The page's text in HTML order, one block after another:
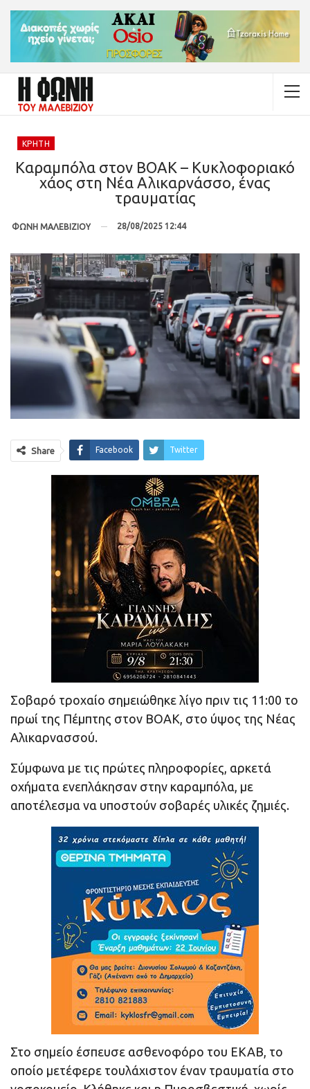
ΚΡΉΤΗ
Καραμπόλα στον ΒΟΑΚ – Κυκλοφοριακό
χάος στη Νέα Αλικαρνάσσο, ένας
τραυματίας
ΦΩΝΗ ΜΑΛΕΒΙΖΙΟΥ 28/08/2025 12:44
Share Facebook Twitter
Σοβαρό τροχαίο σημειώθηκε λίγο πριν τις 11:00 το
πρωί της Πέμπτης στον ΒΟΑΚ, στο ύψος της Νέας
Αλικαρνασσού.
Σύμφωνα με τις πρώτες πληροφορίες, αρκετά
οχήματα ενεπλάκησαν στην καραμπόλα, με
αποτέλεσμα να υποστούν σοβαρές υλικές ζημιές.
Στο σημείο έσπευσε ασθενοφόρο του ΕΚΑΒ, το
οποίο μετέφερε τουλάχιστον έναν τραυματία στο